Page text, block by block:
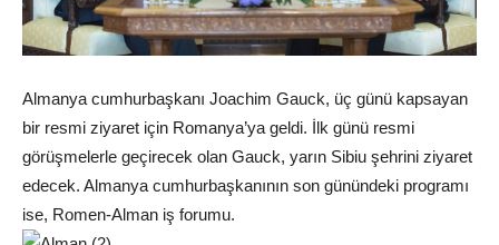
Almanya cumhurbaşkanı Joachim Gauck, üç günü kapsayan
bir resmi ziyaret için Romanya’ya geldi. İlk günü resmi
görüşmelerle geçirecek olan Gauck, yarın Sibiu şehrini ziyaret
edecek. Almanya cumhurbaşkanının son günündeki programı
ise, Romen-Alman iş forumu.